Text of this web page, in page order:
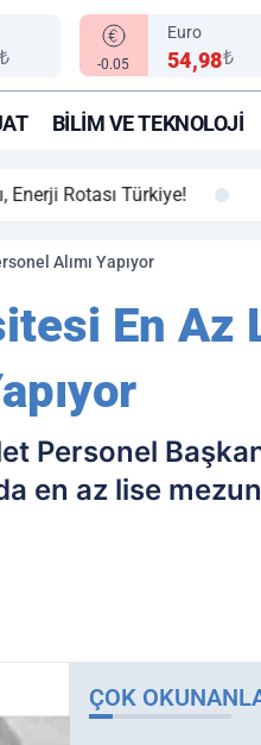
₺ -0.05
Euro
54,98₺
BILIM VE TEKNOLOJI
Türkiye!
Alımı Yapıyor
En Az
Personel
en az lise
ÇOK